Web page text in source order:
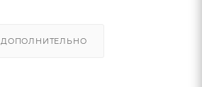
ДОПОЛНИТЕЛЬНО